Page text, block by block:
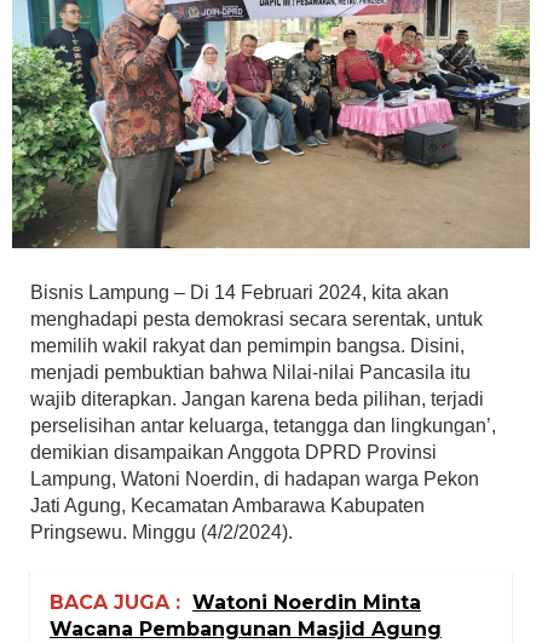
Bisnis Lampung – Di 14 Februari 2024, kita akan
menghadapi pesta demokrasi secara serentak, untuk
memilih wakil rakyat dan pemimpin bangsa. Disini,
menjadi pembuktian bahwa Nilai-nilai Pancasila itu
wajib diterapkan. Jangan karena beda pilihan, terjadi
perselisihan antar keluarga, tetangga dan lingkungan’,
demikian disampaikan Anggota DPRD Provinsi
Lampung, Watoni Noerdin, di hadapan warga Pekon
Jati Agung, Kecamatan Ambarawa Kabupaten
Pringsewu. Minggu (4/2/2024).
BACA JUGA : Watoni Noerdin Minta
Wacana Pembangunan Masjid Agung